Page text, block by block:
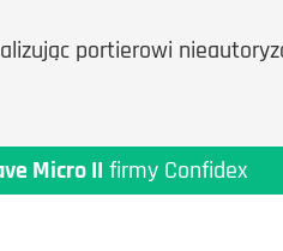
portierowi
Micro II firmy Confidex